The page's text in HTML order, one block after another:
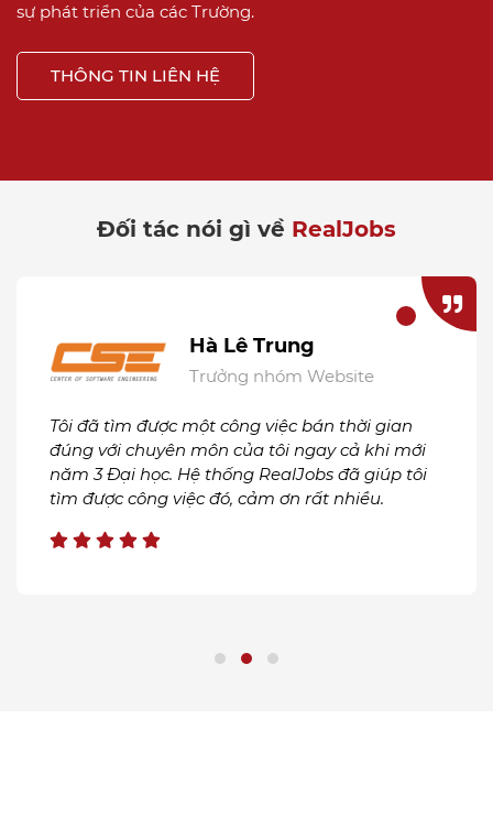
sự phát triển của các Trường.
THÔNG TIN LIÊN HỆ
Đối tác nói gì về RealJobs
Hà Lê Trung
Trưởng nhóm Website
Tôi đã tìm được một công việc bán thời gian
đúng với chuyên môn của tôi ngay cả khi mới
năm 3 Đại học. Hệ thống RealJobs đã giúp tôi
tìm được công việc đó, cảm ơn rất nhiều.